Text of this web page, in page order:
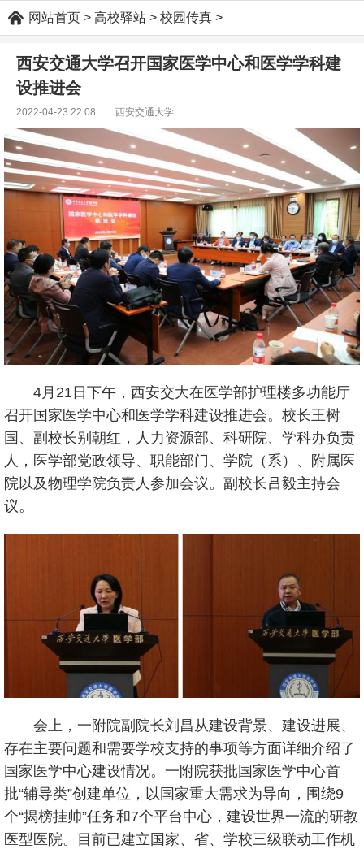
网站首页 > 高校驿站 > 校园传真 >
西安交通大学召开国家医学中心和医学学科建
设推进会
2022-04-23 22:08 西安交通大学
4月21日下午，西安交大在医学部护理楼多功能厅
召开国家医学中心和医学学科建设推进会。校长王树
国、副校长别朝红，人力资源部、科研院、学科办负责
人，医学部党政领导、职能部门、学院（系）、附属医
院以及物理学院负责人参加会议。副校长吕毅主持会
议。
会上，一附院副院长刘昌从建设背景、建设进展、
存在主要问题和需要学校支持的事项等方面详细介绍了
国家医学中心建设情况。一附院获批国家医学中心首
批“辅导类”创建单位，以国家重大需求为导向，围绕9
个“揭榜挂帅”任务和7个平台中心，建设世界一流的研教
医型医院。目前已建立国家、省、学校三级联动工作机